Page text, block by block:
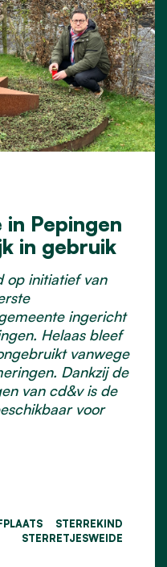
Pepingen
in gebruik
op initiatief van
ingericht
Helaas bleef
vanwege
Dankzij de
van cd&v is de
voor
STERREKIND
STERRETJESWEIDE